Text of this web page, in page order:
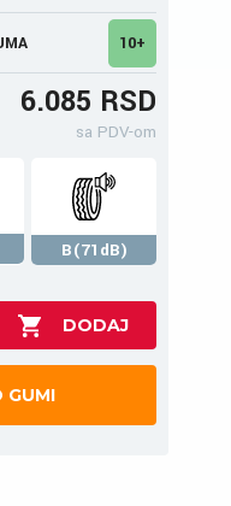
10+
6.085 RSD
sa PDV-om
B(71dB)
GUMI